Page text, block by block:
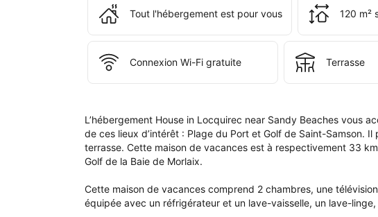
que
dans
votre
compte.
Tout l'hébergement est pour vous 120 m²
Connexion Wi-Fi gratuite Terrasse
L’hébergement House in Locquirec near Sandy Beaches vous
de ces lieux d’intérêt : Plage du Port et Golf de Saint-Samson.
terrasse. Cette maison de vacances est à respectivement 33
Golf de la Baie de Morlaix.
Cette maison de vacances comprend 2 chambres, une
équipée avec un réfrigérateur et un lave-vaisselle, un lave-